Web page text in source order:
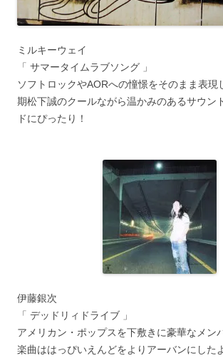
ミルキーウェイ
「 サマータイムラブソング 」
ソフトロックやAORへの憧憬をそのまま表現
期松下誠のクールながら温かみのあるサウン
ドにぴったり！
伊藤銀次
「 デッドリィドライブ 」
アメリカン・ポップスを下敷きに豪華なメン
楽曲ははっぴいえんどをよりアーバンにした